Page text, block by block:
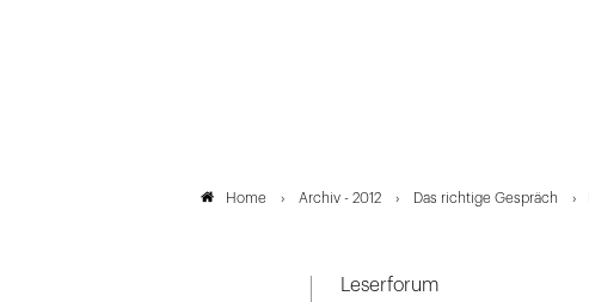
Home Archiv - 2012 Das richtige Gespräch
Leserforum